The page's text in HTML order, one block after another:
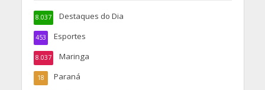
Destaques do Dia
8.037
Esportes
453
Maringa
8.037
Paraná
18